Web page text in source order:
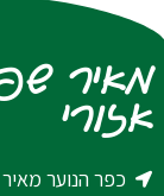
מאיר
אזורי
כפר הנוער